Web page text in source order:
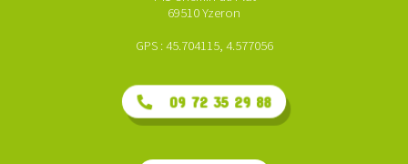
69510 Yzeron
GPS : 45.704115, 4.577056
09 72 35 29 88